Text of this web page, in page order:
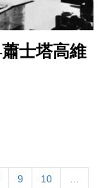
士塔高維
9 10